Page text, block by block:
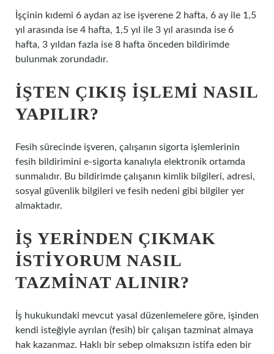
İşçinin kıdemi 6 aydan az ise işverene 2 hafta, 6 ay ile 1,5
yıl arasında ise 4 hafta, 1,5 yıl ile 3 yıl arasında ise 6
hafta, 3 yıldan fazla ise 8 hafta önceden bildirimde
bulunmak zorundadır.
İŞTEN ÇIKIŞ IŞLEMI NASIL
YAPILIR?
Fesih sürecinde işveren, çalışanın sigorta işlemlerinin
fesih bildirimini e-sigorta kanalıyla elektronik ortamda
sunmalıdır. Bu bildirimde çalışanın kimlik bilgileri, adresi,
sosyal güvenlik bilgileri ve fesih nedeni gibi bilgiler yer
almaktadır.
İŞ YERINDEN ÇIKMAK
ISTIYORUM NASIL
TAZMINAT ALINIR?
İş hukukundaki mevcut yasal düzenlemelere göre, işinden
kendi isteğiyle ayrılan (fesih) bir çalışan tazminat almaya
hak kazanmaz. Haklı bir sebep olmaksızın istifa eden bir